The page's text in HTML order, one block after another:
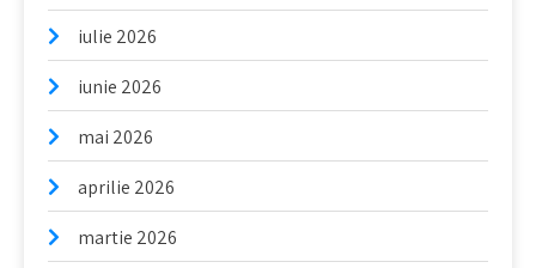
iulie 2026
iunie 2026
mai 2026
aprilie 2026
martie 2026